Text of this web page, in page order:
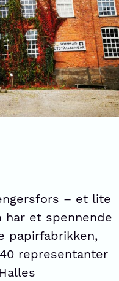
– et lite
et spennende
papirfabrikken,
representanter